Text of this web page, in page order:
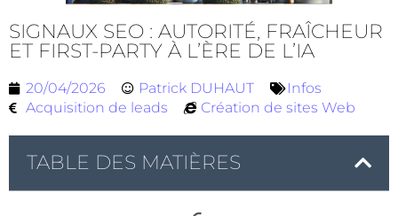
SIGNAUX SEO : AUTORITÉ, FRAÎCHEUR
ET FIRST-PARTY À L’ÈRE DE L’IA
20/04/2026 Patrick DUHAUT
Infos
Acquisition de leads
Création de sites Web
TABLE DES MATIÈRES